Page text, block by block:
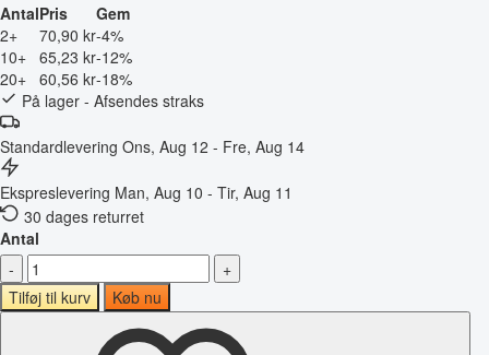
AntalPris
Gem
2+
70,90 kr-4%
10+ 65,23 kr-12%
20+ 60,56 kr-18%
På lager - Afsendes straks
Standardlevering Ons, Aug 12 - Fre, Aug 14
Ekspreslevering Man, Aug 10 - Tir, Aug 11
30 dages returret
Antal
-
+
Tilføj til kurv
Køb nu